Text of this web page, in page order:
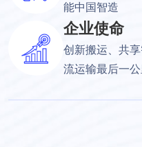
能中国智造
企业使命
创新搬运、共
流运输最后一公